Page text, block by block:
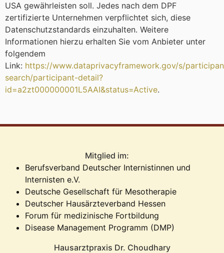
USA gewährleisten soll. Jedes nach dem DPF
zertifizierte Unternehmen verpflichtet sich, diese
Datenschutzstandards einzuhalten. Weitere
Informationen hierzu erhalten Sie vom Anbieter unter
folgendem
Link: https://www.dataprivacyframework.gov/s/
search/participant-detail?
id=a2zt000000001L5AAI&status=Active.
Mitglied im:
Berufsverband Deutscher Internistinnen und
Internisten e.V.
Deutsche Gesellschaft für Mesotherapie
Deutscher Hausärzteverband Hessen
Forum für medizinische Fortbildung
Disease Management Programm (DMP)
Hausarztpraxis Dr. Choudhary